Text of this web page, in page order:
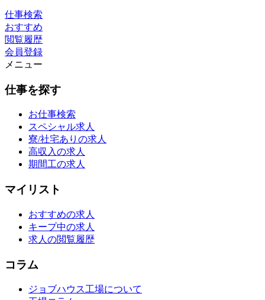
仕事検索
おすすめ
閲覧履歴
会員登録
メニュー
仕事を探す
お仕事検索
スペシャル求人
寮/社宅ありの求人
高収入の求人
期間工の求人
マイリスト
おすすめの求人
キープ中の求人
求人の閲覧履歴
コラム
ジョブハウス工場について